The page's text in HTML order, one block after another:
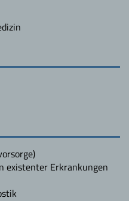
existenter Erkrankungen